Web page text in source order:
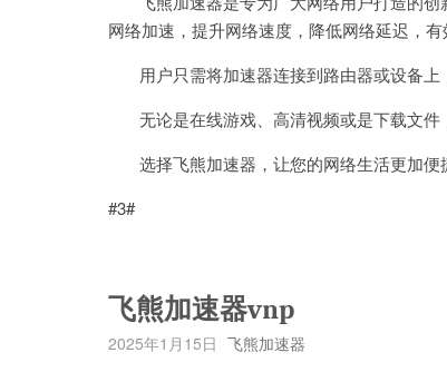
网络加速，提升网络速度，降低网络延迟，有
用户只需将加速器连接到路由器或设备上
无论是在线游戏、高清视频或是下载文件
选择飞熊加速器，让您的网络生活更加便
#3#
飞熊加速器vnp
2025年1月15日 飞熊加速器